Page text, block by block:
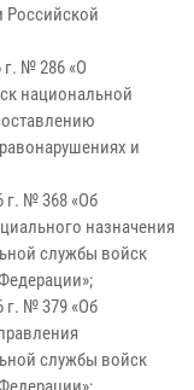
Российской
г. № 286 «О
национальной
и
г. № 368 «Об
назначения
службы войск
г. № 379 «Об
службы войск